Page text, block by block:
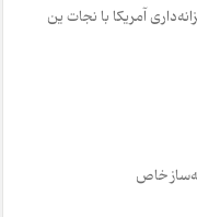
آمریکا با نجات ین
خاص